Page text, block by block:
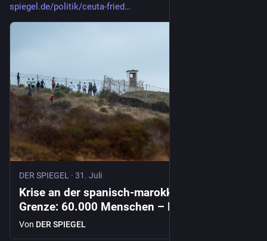
spiegel.de/politik/ceuta-fried
DER SPIEGEL · 31. Juli
Krise an der spanisch-marokkanischen
Grenze: 60.000 Menschen – Präsident von
Ceuta nennt noch höhere Zahl an Migranten
Von DER SPIEGEL